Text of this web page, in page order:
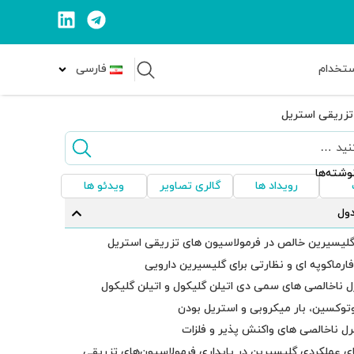
فارسی
استریل
رویداد ها گالری تصاویر
ویدئو ها
خالص در فرمولاسیون های تزریقی استریل
فارماکوپه ای و نظارتی برای گلیسیرین دارویی
ناخالصی های سمی دی اتیلن گلیکول و اتیلن گلیکول
بار میکروبی و استریل بودن
ناخالصی های واکنش پذیر و فلزات